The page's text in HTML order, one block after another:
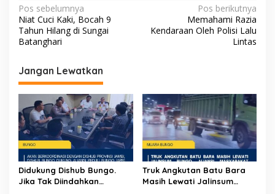
N
a
v
i
g
a
s
i
p
o
s
Pos sebelumnya
Niat Cuci Kaki, Bocah 9
Tahun Hilang di Sungai
Batanghari
Pos berikutnya
Memahami Razia
Kendaraan Oleh Polisi Lalu
Lintas
Jangan Lewatkan
Didukung Dishub Bungo.
Jika Tak Diindahkan
Truk Angkutan Batu Bara
Masih Lewati Jalinsum